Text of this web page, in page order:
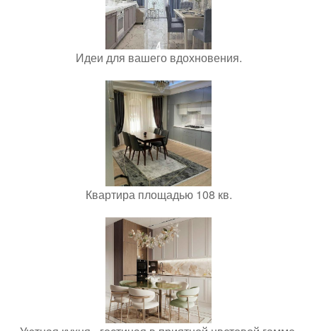
Идеи для вашего вдохновения.
Квартира площадью 108 кв.